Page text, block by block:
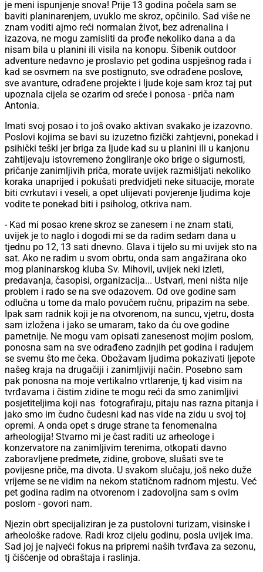
je meni ispunjenje snova! Prije 13 godina počela sam se
baviti planinarenjem, uvuklo me skroz, opčinilo. Sad više ne
znam voditi ajmo reći normalan život, bez adrenalina i
izazova, ne mogu zamisliti da prođe nekoliko dana a da
nisam bila u planini ili visila na konopu. Šibenik outdoor
adventure nedavno je proslavio pet godina uspješnog rada i
kad se osvrnem na sve postignuto, sve odrađene poslove,
sve avanture, odrađene projekte i ljude koje sam kroz taj put
upoznala cijela se ozarim od sreće i ponosa - priča nam
Antonia.
Imati svoj posao i to još ovako aktivan svakako je izazovno.
Poslovi kojima se bavi su izuzetno fizički zahtjevni, ponekad i
psihički teški jer briga za ljude kad su u planini ili u kanjonu
zahtijevaju istovremeno žongliranje oko brige o sigurnosti,
pričanje zanimljivih priča, morate uvijek razmišljati nekoliko
koraka unaprijed i pokušati predvidjeti neke situacije, morate
biti cvrkutavi i veseli, a opet ulijevati povjerenje ljudima koje
vodite te ponekad biti i psiholog, otkriva nam.
- Kad mi posao krene skroz se zanesem i ne znam stati,
uvijek je to naglo i dogodi mi se da radim sedam dana u
tjednu po 12, 13 sati dnevno. Glava i tijelo su mi uvijek sto na
sat. Ako ne radim u svom obrtu, onda sam angažirana oko
mog planinarskog kluba Sv. Mihovil, uvijek neki izleti,
predavanja, časopisi, organizacija... Ustvari, meni ništa nije
problem i rado se na sve odazovem. Od ove godine sam
odlučna u tome da malo povučem ručnu, pripazim na sebe.
Ipak sam radnik koji je na otvorenom, na suncu, vjetru, dosta
sam izložena i jako se umaram, tako da ću ove godine
pametnije. Ne mogu vam opisati zanesenost mojim poslom,
ponosna sam na sve odrađeno zadnjih pet godina i radujem
se svemu što me čeka. Obožavam ljudima pokazivati ljepote
našeg kraja na drugačiji i zanimljiviji način. Posebno sam
pak ponosna na moje vertikalno vrtlarenje, tj kad visim na
tvrđavama i čistim zidine te mogu reći da smo zanimljivi
posjetiteljima koji nas fotografiraju, pitaju nas razna pitanja i
jako smo im čudno čudesni kad nas vide na zidu u svoj toj
opremi. A onda opet s druge strane ta fenomenalna
arheologija! Stvarno mi je čast raditi uz arheologe i
konzervatore na zanimljivim terenima, otkopati davno
zaboravljene predmete, zidine, grobove, slušati sve te
povijesne priče, ma divota. U svakom slučaju, još neko duže
vrijeme se ne vidim na nekom statičnom radnom mjestu. Već
pet godina radim na otvorenom i zadovoljna sam s ovim
poslom - govori nam.
Njezin obrt specijaliziran je za pustolovni turizam, visinske i
arheološke radove. Radi kroz cijelu godinu, posla uvijek ima.
Sad joj je najveći fokus na pripremi naših tvrđava za sezonu,
tj čišćenje od obraštaja i raslinja.